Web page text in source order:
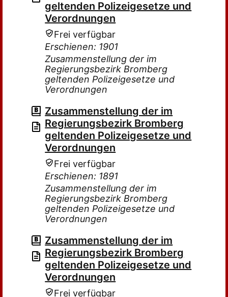
geltenden Polizeigesetze und
Verordnungen
Frei verfügbar
Erschienen: 1901
Zusammenstellung der im
Regierungsbezirk Bromberg
geltenden Polizeigesetze und
Verordnungen
Zusammenstellung der im
Regierungsbezirk Bromberg
geltenden Polizeigesetze und
Verordnungen
Frei verfügbar
Erschienen: 1891
Zusammenstellung der im
Regierungsbezirk Bromberg
geltenden Polizeigesetze und
Verordnungen
Zusammenstellung der im
Regierungsbezirk Bromberg
geltenden Polizeigesetze und
Verordnungen
Frei verfügbar